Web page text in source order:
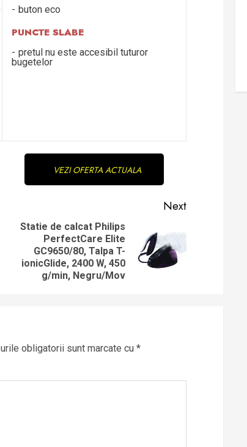
buton eco
PUNCTE SLABE
pretul nu este accesibil tuturor
bugetelor
VEZI OFERTA ACTUALA
Previous
post:
Next
post:
Statie de calcat Philips
PerfectCare Elite
GC9650/80, Talpa T-
ionicGlide, 2400 W, 450
g/min, Negru/Mov
obligatorii sunt marcate cu *